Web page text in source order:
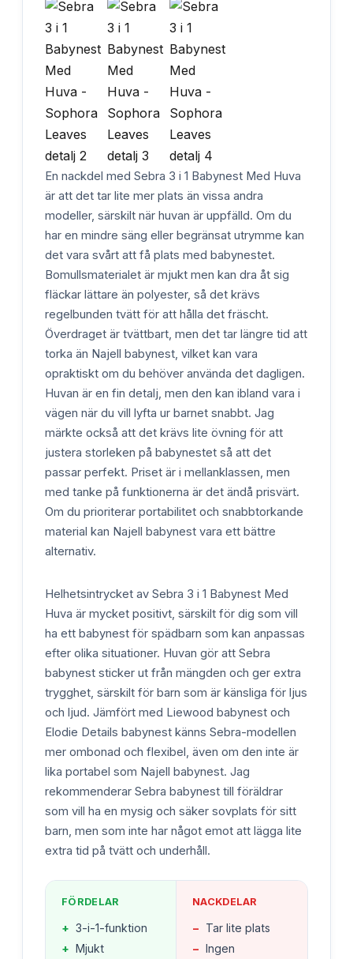
En nackdel med Sebra 3 i 1 Babynest Med Huva
är att det tar lite mer plats än vissa andra
modeller, särskilt när huvan är uppfälld. Om du
har en mindre säng eller begränsat utrymme kan
det vara svårt att få plats med babynestet.
Bomullsmaterialet är mjukt men kan dra åt sig
fläckar lättare än polyester, så det krävs
regelbunden tvätt för att hålla det fräscht.
Överdraget är tvättbart, men det tar längre tid att
torka än Najell babynest, vilket kan vara
opraktiskt om du behöver använda det dagligen.
Huvan är en fin detalj, men den kan ibland vara i
vägen när du vill lyfta ur barnet snabbt. Jag
märkte också att det krävs lite övning för att
justera storleken på babynestet så att det
passar perfekt. Priset är i mellanklassen, men
med tanke på funktionerna är det ändå prisvärt.
Om du prioriterar portabilitet och snabbtorkande
material kan Najell babynest vara ett bättre
alternativ.
Helhetsintrycket av Sebra 3 i 1 Babynest Med
Huva är mycket positivt, särskilt för dig som vill
ha ett babynest för spädbarn som kan anpassas
efter olika situationer. Huvan gör att Sebra
babynest sticker ut från mängden och ger extra
trygghet, särskilt för barn som är känsliga för ljus
och ljud. Jämfört med Liewood babynest och
Elodie Details babynest känns Sebra-modellen
mer ombonad och flexibel, även om den inte är
lika portabel som Najell babynest. Jag
rekommenderar Sebra babynest till föräldrar
som vill ha en mysig och säker sovplats för sitt
barn, men som inte har något emot att lägga lite
extra tid på tvätt och underhåll.
FÖRDELAR
+ 3-i-1-funktion
+ Mjukt
NACKDELAR
− Tar lite plats
− Ingen